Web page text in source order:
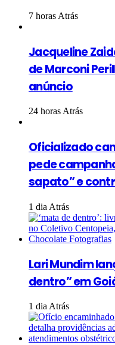
7 horas Atrás
Jacqueline
de Marconi
anúncio
24 horas Atrás
Oficializado
pede
sapato” e
1 dia Atrás
Lari Mundim
dentro” em
1 dia Atrás